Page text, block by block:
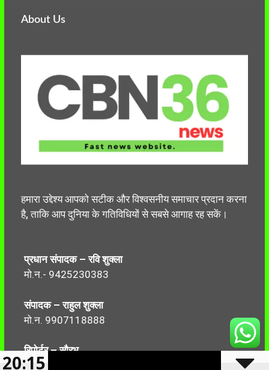
About Us
हमारा उद्देश्य आपको सटीक और विश्वसनीय समाचार प्रदान करना
है, ताकि आप दुनिया के गतिविधियों से सबसे आगाह रह सकें।
प्रधान संपादक – रवि शुक्ला
मो.न.- 9425230383
संपादक – राहुल शुक्ला
मो.न. 9907118888
रिपोर्टर – सौरभ
मो.न.-7499999906
20:15